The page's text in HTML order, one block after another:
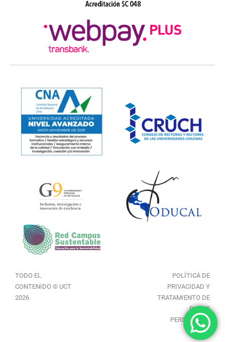
TODO EL
CONTENIDO © UCT
2026
POLÍTICA DE
PRIVACIDAD Y
TRATAMIENTO DE
DATOS
PERSONALES